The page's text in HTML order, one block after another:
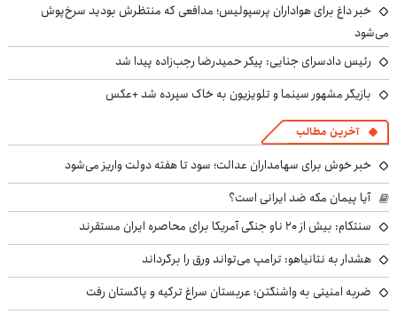
خبر داغ برای هواداران پرسپولیس؛ مدافعی که منتظرش بودید سرخ‌پوش
می‌شود
رئیس دادسرای جنایی: پیکر حمیدرضا رجب‌زاده پیدا شد
بازیگر مشهور سینما و تلویزیون به خاک سپرده شد +عکس
آخرین مطالب
خبر خوش برای سهامداران عدالت؛ سود تا هفته دولت واریز می‌شود
آیا پیمان مکه ضد ایرانی است؟
سنتکام: بیش از ۲۰ ناو جنگی آمریکا برای محاصره ایران مستقرند
هشدار به نتانیاهو: ترامپ می‌تواند ورق را برگرداند
ضربه امنیتی به واشنگتن؛ عربستان سراغ ترکیه و پاکستان رفت